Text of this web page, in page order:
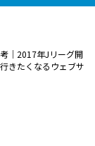
｜2017年Jリーグ開
きたくなるウェブサ